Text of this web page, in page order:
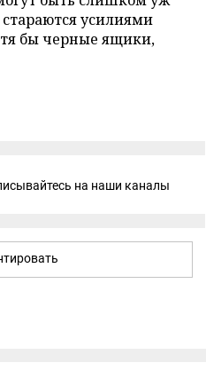
усилиями
бы черные ящики,
на наши каналы